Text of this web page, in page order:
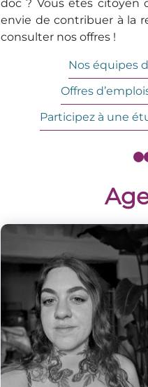
doc ? Vous êtes citoyen
envie de contribuer à la
consulter nos offres !
Nos équipes
Offres
Participez à une